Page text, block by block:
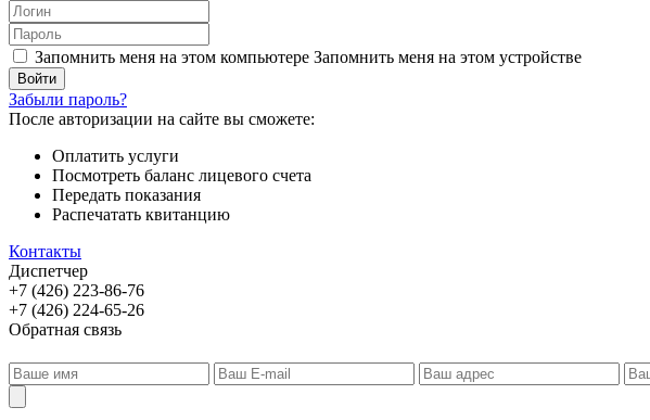
Запомнить меня на этом компьютере Запомнить меня на этом устройстве
Забыли пароль?
После авторизации на сайте вы сможете:
Оплатить услуги
Посмотреть баланс лицевого счета
Передать показания
Распечатать квитанцию
Контакты
Диспетчер
+7 (426) 223-86-76
+7 (426) 224-65-26
Обратная связь